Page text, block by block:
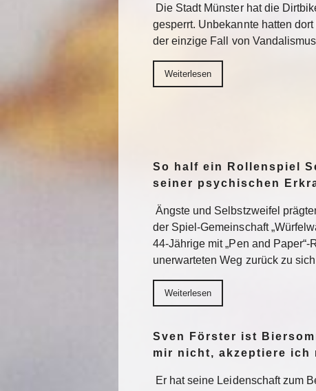
Die Stadt Münster hat die
gesperrt. Unbekannte hatten
der einzige Fall von
Weiterlesen
So half ein Rollenspiel
seiner psychischen
Ängste und Selbstzweifel
der Spiel-Gemeinschaft
44-Jährige mit „Pen and
unerwarteten Weg zurück zu
Weiterlesen
Sven Förster ist
mir nicht, akzeptiere ich
Er hat seine Leidenschaft zum